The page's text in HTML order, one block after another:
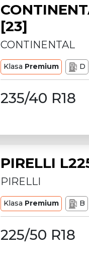
[23]
CONTINENTAL
Klasa Premium D
235/40 R18
PIRELLI
PIRELLI
Klasa Premium B
225/50 R18